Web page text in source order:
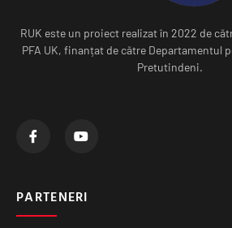
RUK este un proiect realizat în 2022 de
PFA UK, finanțat de către Departamentul
Pretutindeni.
PARTENERI